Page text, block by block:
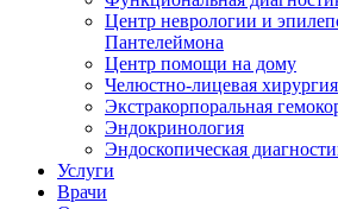
Центр неврологии и
Пантелеймона
Центр помощи на дому
Челюстно-лицевая хирургия
Экстракорпоральная
Эндокринология
Эндоскопическая
Услуги
Врачи